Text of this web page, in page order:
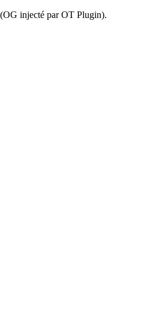
injecté par OT Plugin).